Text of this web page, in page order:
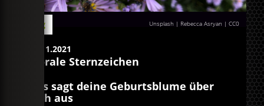
Unsplash | Rebecca Asryan |CC0
Blog
30.11.2021
Florale Sternzeichen
Das sagt deine Geburtsblume über
dich aus